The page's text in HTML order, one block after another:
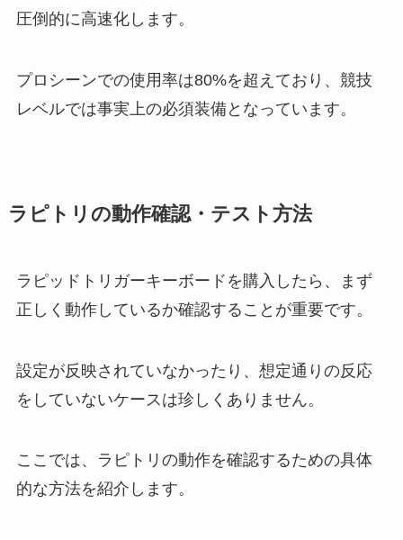
圧倒的に高速化します。
プロシーンでの使用率は80%を超えており、競技
レベルでは事実上の必須装備となっています。
ラピトリの動作確認・テスト方法
ラピッドトリガーキーボードを購入したら、まず
正しく動作しているか確認することが重要です。
設定が反映されていなかったり、想定通りの反応
をしていないケースは珍しくありません。
ここでは、ラピトリの動作を確認するための具体
的な方法を紹介します。